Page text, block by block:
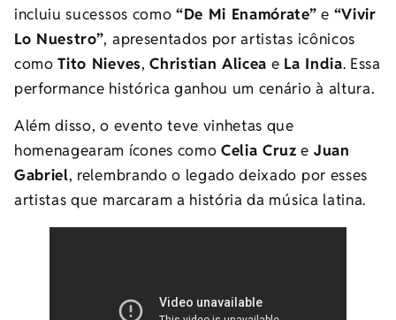
incluiu sucessos como “De Mi Enamórate” e “Vivir
Lo Nuestro”, apresentados por artistas icônicos
comoTito Nieves,Christian Alicea e La India. Essa
performance histórica ganhou um cenário à altura.
Além disso, o evento teve vinhetas que
homenagearam ícones como Celia Cruz e Juan
Gabriel, relembrando o legado deixado por esses
artistas que marcaram a história da música latina.